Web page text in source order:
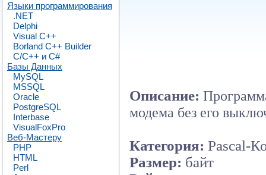
Языки программирования
.NET
Delphi
Visual C++
Borland C++ Builder
C/С++ и C#
Базы Данных
MySQL
MSSQL
Oracle
PostgreSQL
Interbase
VisualFoxPro
Веб-Мастеру
PHP
HTML
Perl
Описание:
модема без его
Категория: Pascal-
Размер: байт